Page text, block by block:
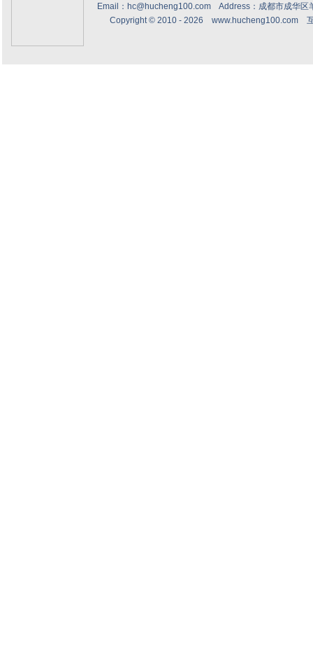
Email：hc@hucheng100.com Address：成都市成华
Copyright © 2010 - 2026 www.hucheng100.com互